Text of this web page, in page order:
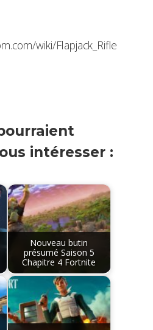
wiki/Flapjack_Rifle
intéresser :
Nouveau butin
présumé Saison 5
Chapitre 4 Fortnite